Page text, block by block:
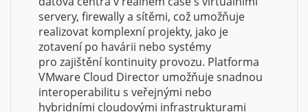
servery, firewally a sítěmi, což umožňuje
realizovat komplexní projekty, jako je
zotavení po havárii nebo systémy
pro zajištění kontinuity provozu. Platforma
VMware Cloud Director umožňuje snadnou
interoperabilitu s veřejnými nebo
hybridními cloudovými infrastrukturami